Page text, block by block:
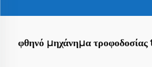
φθηνό μηχάνημα